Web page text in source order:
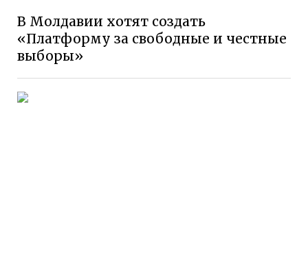
В Молдавии хотят создать
«Платформу за свободные и честные
выборы»